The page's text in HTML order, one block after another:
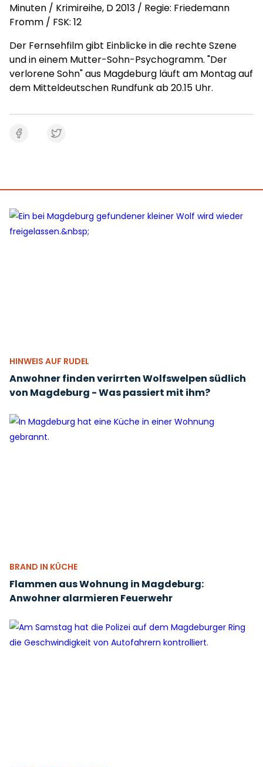
Minuten / Krimireihe, D 2013 / Regie: Friedemann
Fromm / FSK: 12
Der Fernsehfilm gibt Einblicke in die rechte Szene
und in einem Mutter-Sohn-Psychogramm. "Der
verlorene Sohn" aus Magdeburg läuft am Montag auf
dem Mitteldeutschen Rundfunk ab 20.15 Uhr.
HINWEIS AUF RUDEL
Anwohner finden verirrten Wolfswelpen südlich
von Magdeburg - Was passiert mit ihm?
BRAND IN KÜCHE
Flammen aus Wohnung in Magdeburg:
Anwohner alarmieren Feuerwehr